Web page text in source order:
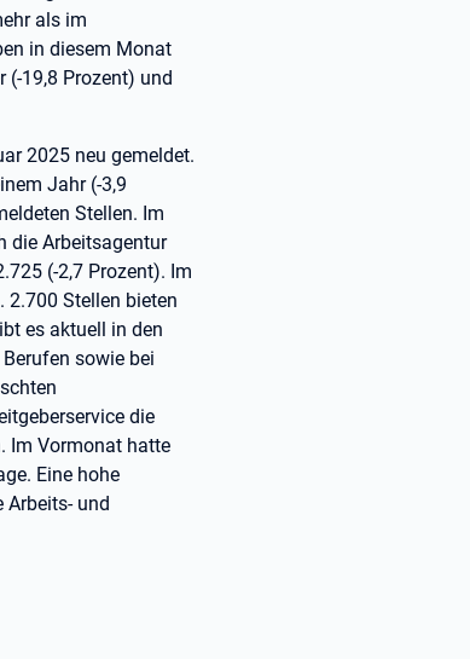
als im
in diesem Monat
(-19,8 Prozent) und
2025 neu gemeldet.
Jahr (-3,9
Stellen. Im
die Arbeitsagentur
(-2,7 Prozent). Im
2.700 Stellen bieten
es aktuell in den
sowie bei
die
Im Vormonat hatte
Eine hohe
Arbeits- und